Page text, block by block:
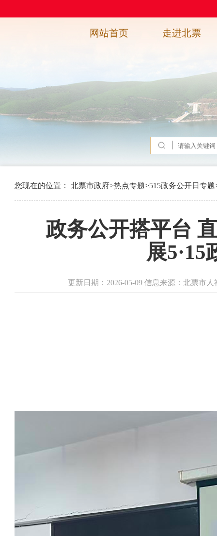
网站首页 走进北票
您现在的位置： 北票市政府>热点专题>515政务公开日专题
政务公开搭平台
展
更新日期：2026-05-09 信息来源：北票市